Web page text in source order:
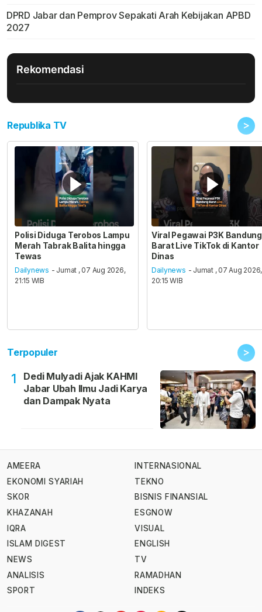
DPRD Jabar dan Pemprov Sepakati Arah Kebijakan APBD
2027
Rekomendasi
Republika TV >
Polisi Diduga Terobos Lampu
Merah Tabrak Balita hingga
Tewas
Dailynews - Jumat , 07 Aug 2026,
21:15 WIB
Viral Pegawai P3K Bandung
Barat Live TikTok di Kantor
Dinas
Dailynews - Jumat , 07 Aug 2026,
20:15 WIB
Terpopuler >
1
Dedi Mulyadi Ajak KAHMI
Jabar Ubah Ilmu Jadi Karya
dan Dampak Nyata
AMEERA
EKONOMI SYARIAH
SKOR
KHAZANAH
IQRA
ISLAM DIGEST
NEWS
ANALISIS
SPORT
INTERNASIONAL
TEKNO
BISNIS FINANSIAL
ESGNOW
VISUAL
ENGLISH
TV
RAMADHAN
INDEKS